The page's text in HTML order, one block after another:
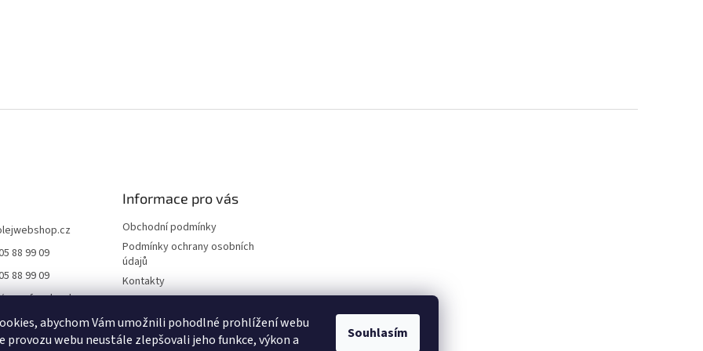
abychom Vám umožnili pohodlné prohlížení webu
provozu webu neustále zlepšovali jeho funkce, výkon a
Souhlasím
88 99 09
88 99 09
Informace pro vás
Obchodní podmínky
Podmínky ochrany osobních
údajů
Kontakty
Blog
Hodnocení obchodu